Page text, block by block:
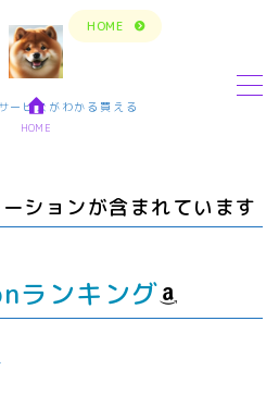
に戻る HOME
ービスがわかる買える
パート求人
HOME
ションが含まれています
ランキング